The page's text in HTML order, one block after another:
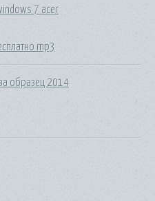
7 acer
mp3
образец 2014